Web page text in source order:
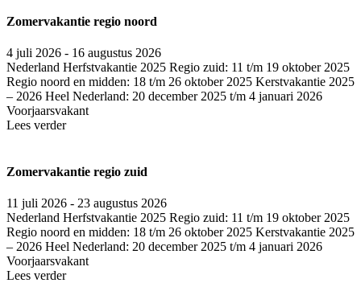
Zomervakantie regio noord
4 juli 2026 - 16 augustus 2026
Nederland Herfstvakantie 2025 Regio zuid: 11 t/m 19 oktober 2025
Regio noord en midden: 18 t/m 26 oktober 2025 Kerstvakantie 2025
– 2026 Heel Nederland: 20 december 2025 t/m 4 januari 2026
Voorjaarsvakant
Lees verder
Zomervakantie regio zuid
11 juli 2026 - 23 augustus 2026
Nederland Herfstvakantie 2025 Regio zuid: 11 t/m 19 oktober 2025
Regio noord en midden: 18 t/m 26 oktober 2025 Kerstvakantie 2025
– 2026 Heel Nederland: 20 december 2025 t/m 4 januari 2026
Voorjaarsvakant
Lees verder